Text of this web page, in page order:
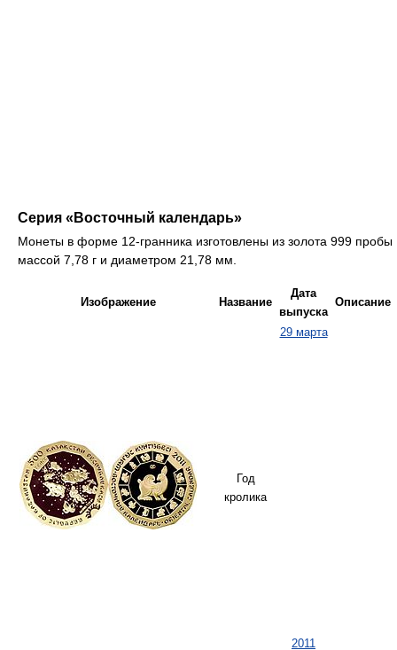
Серия «Восточный календарь»
Монеты в форме 12-гранника изготовлены из золота 999 пробы
массой 7,78 г и диаметром 21,78 мм.
Изображение Название
Дата
выпуска
Описание
Год
кролика
29 марта
2011